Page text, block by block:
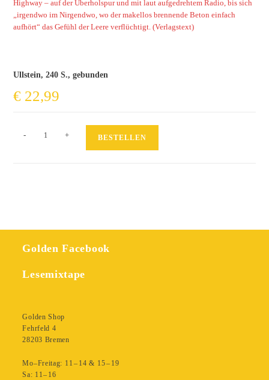
Highway – auf der Überholspur und mit laut aufgedrehtem Radio, bis sich
„irgendwo im Nirgendwo, wo der makellos brennende Beton einfach
aufhört“ das Gefühl der Leere verflüchtigt. (Verlagstext)
Ullstein, 240 S., gebunden
€ 22,99
- + BESTELLEN
Golden Facebook
Lesemixtape
Golden Shop
Fehrfeld 4
28203 Bremen
Mo–Freitag: 11 – 14 & 15 – 19
Sa: 11– 16